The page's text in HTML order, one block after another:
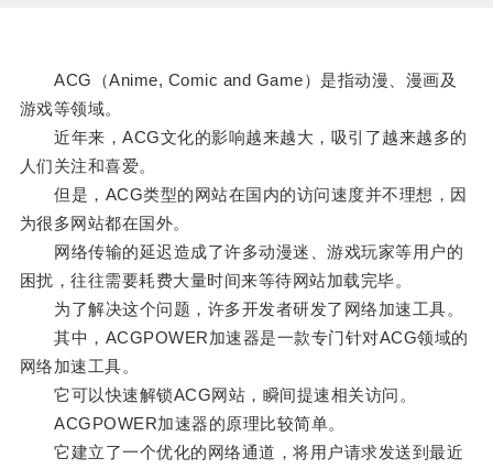
ACG（Anime, Comic and Game）是指动漫、漫画及
游戏等领域。
近年来，ACG文化的影响越来越大，吸引了越来越多的
人们关注和喜爱。
但是，ACG类型的网站在国内的访问速度并不理想，因
为很多网站都在国外。
网络传输的延迟造成了许多动漫迷、游戏玩家等用户的
困扰，往往需要耗费大量时间来等待网站加载完毕。
为了解决这个问题，许多开发者研发了网络加速工具。
其中，ACGPOWER加速器是一款专门针对ACG领域的
网络加速工具。
它可以快速解锁ACG网站，瞬间提速相关访问。
ACGPOWER加速器的原理比较简单。
它建立了一个优化的网络通道，将用户请求发送到最近